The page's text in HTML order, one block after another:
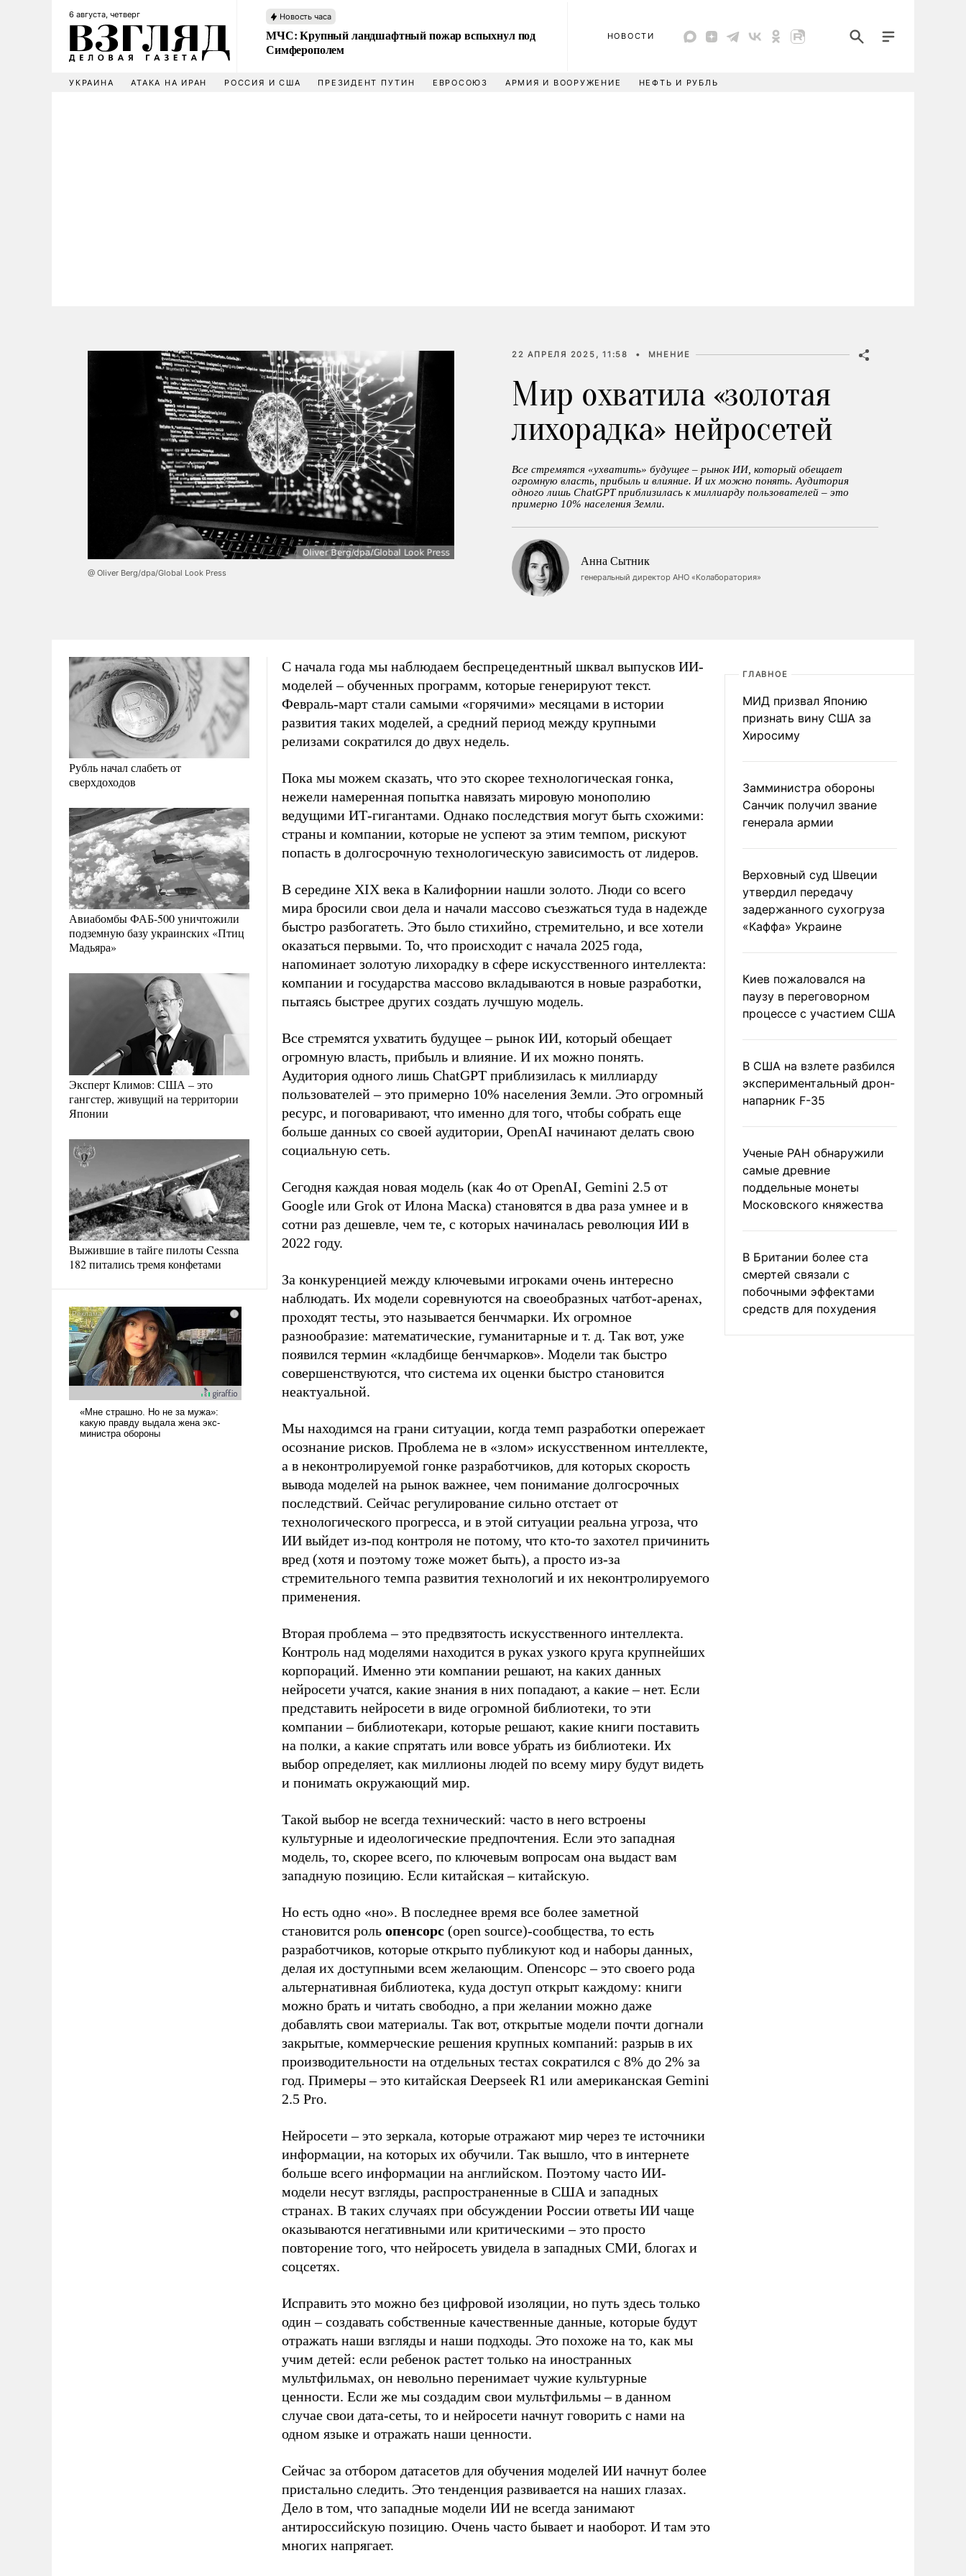
6 августа, четверг Новость часа
МЧС: Крупный ландшафтный пожар вспыхнул под
Симферополем
НОВОСТИ
УКРАИНА АТАКА НА ИРАН РОССИЯ И США ПРЕЗИДЕНТ ПУТИН ЕВРОСОЮЗ АРМИЯ И ВООРУЖЕНИЕ НЕФТЬ И РУБЛЬ
@ Oliver Berg/dpa/Global Look Press
22 АПРЕЛЯ 2025, 11:58 • МНЕНИЕ
Мир охватила «золотая
лихорадка» нейросетей
Все стремятся «ухватить» будущее – рынок ИИ, который обещает
огромную власть, прибыль и влияние. И их можно понять. Аудитория
одного лишь ChatGPT приблизилась к миллиарду пользователей – это
примерно 10% населения Земли.
Анна Сытник
генеральный директор АНО «Колаборатория»
Рубль начал слабеть от
сверхдоходов
Авиабомбы ФАБ-500 уничтожили
подземную базу украинских «Птиц
Мадьяра»
Эксперт Климов: США – это
гангстер, живущий на территории
Японии
Выжившие в тайге пилоты Cessna
182 питались тремя конфетами
С начала года мы наблюдаем беспрецедентный шквал выпусков ИИ-
моделей – обученных программ, которые генерируют текст.
Февраль-март стали самыми «горячими» месяцами в истории
развития таких моделей, а средний период между крупными
релизами сократился до двух недель.
Пока мы можем сказать, что это скорее технологическая гонка,
нежели намеренная попытка навязать мировую монополию
ведущими ИТ-гигантами. Однако последствия могут быть схожими:
страны и компании, которые не успеют за этим темпом, рискуют
попасть в долгосрочную технологическую зависимость от лидеров.
В середине XIX века в Калифорнии нашли золото. Люди со всего
мира бросили свои дела и начали массово съезжаться туда в надежде
быстро разбогатеть. Это было стихийно, стремительно, и все хотели
оказаться первыми. То, что происходит с начала 2025 года,
напоминает золотую лихорадку в сфере искусственного интеллекта:
компании и государства массово вкладываются в новые разработки,
пытаясь быстрее других создать лучшую модель.
Все стремятся ухватить будущее – рынок ИИ, который обещает
огромную власть, прибыль и влияние. И их можно понять.
Аудитория одного лишь ChatGPT приблизилась к миллиарду
пользователей – это примерно 10% населения Земли. Это огромный
ресурс, и поговаривают, что именно для того, чтобы собрать еще
больше данных со своей аудитории, OpenAI начинают делать свою
социальную сеть.
Сегодня каждая новая модель (как 4o от OpenAI, Gemini 2.5 от
Google или Grok от Илона Маска) становятся в два раза умнее и в
сотни раз дешевле, чем те, с которых начиналась революция ИИ в
2022 году.
За конкуренцией между ключевыми игроками очень интересно
наблюдать. Их модели соревнуются на своеобразных чатбот-аренах,
проходят тесты, это называется бенчмарки. Их огромное
разнообразие: математические, гуманитарные и т. д. Так вот, уже
появился термин «кладбище бенчмарков». Модели так быстро
совершенствуются, что система их оценки быстро становится
неактуальной.
Мы находимся на грани ситуации, когда темп разработки опережает
осознание рисков. Проблема не в «злом» искусственном интеллекте,
а в неконтролируемой гонке разработчиков, для которых скорость
вывода моделей на рынок важнее, чем понимание долгосрочных
последствий. Сейчас регулирование сильно отстает от
технологического прогресса, и в этой ситуации реальна угроза, что
ИИ выйдет из-под контроля не потому, что кто-то захотел причинить
вред (хотя и поэтому тоже может быть), а просто из-за
стремительного темпа развития технологий и их неконтролируемого
применения.
Вторая проблема – это предвзятость искусственного интеллекта.
Контроль над моделями находится в руках узкого круга крупнейших
корпораций. Именно эти компании решают, на каких данных
нейросети учатся, какие знания в них попадают, а какие – нет. Если
представить нейросети в виде огромной библиотеки, то эти
компании – библиотекари, которые решают, какие книги поставить
на полки, а какие спрятать или вовсе убрать из библиотеки. Их
выбор определяет, как миллионы людей по всему миру будут видеть
и понимать окружающий мир.
Такой выбор не всегда технический: часто в него встроены
культурные и идеологические предпочтения. Если это западная
модель, то, скорее всего, по ключевым вопросам она выдаст вам
западную позицию. Если китайская – китайскую.
Но есть одно «но». В последнее время все более заметной
становится роль опенсорс (open source)-сообщества, то есть
разработчиков, которые открыто публикуют код и наборы данных,
делая их доступными всем желающим. Опенсорс – это своего рода
альтернативная библиотека, куда доступ открыт каждому: книги
можно брать и читать свободно, а при желании можно даже
добавлять свои материалы. Так вот, открытые модели почти догнали
закрытые, коммерческие решения крупных компаний: разрыв в их
производительности на отдельных тестах сократился с 8% до 2% за
год. Примеры – это китайская Deepseek R1 или американская Gemini
2.5 Pro.
Нейросети – это зеркала, которые отражают мир через те источники
информации, на которых их обучили. Так вышло, что в интернете
больше всего информации на английском. Поэтому часто ИИ-
модели несут взгляды, распространенные в США и западных
странах. В таких случаях при обсуждении России ответы ИИ чаще
оказываются негативными или критическими – это просто
повторение того, что нейросеть увидела в западных СМИ, блогах и
соцсетях.
Исправить это можно без цифровой изоляции, но путь здесь только
один – создавать собственные качественные данные, которые будут
отражать наши взгляды и наши подходы. Это похоже на то, как мы
учим детей: если ребенок растет только на иностранных
мультфильмах, он невольно перенимает чужие культурные
ценности. Если же мы создадим свои мультфильмы – в данном
случае свои дата-сеты, то и нейросети начнут говорить с нами на
одном языке и отражать наши ценности.
Сейчас за отбором датасетов для обучения моделей ИИ начнут более
пристально следить. Это тенденция развивается на наших глазах.
Дело в том, что западные модели ИИ не всегда занимают
антироссийскую позицию. Очень часто бывает и наоборот. И там это
многих напрягает.
ГЛАВНОЕ
МИД призвал Японию
признать вину США за
Хиросиму
Замминистра обороны
Санчик получил звание
генерала армии
Верховный суд Швеции
утвердил передачу
задержанного сухогруза
«Каффа» Украине
Киев пожаловался на
паузу в переговорном
процессе с участием США
В США на взлете разбился
экспериментальный дрон-
напарник F-35
Ученые РАН обнаружили
самые древние
поддельные монеты
Московского княжества
В Британии более ста
смертей связали с
побочными эффектами
средств для похудения